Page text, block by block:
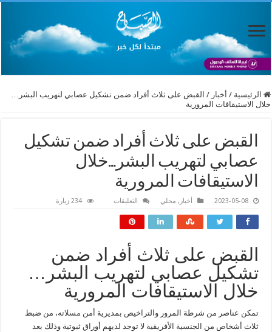
الرئيسية / أخبار / القبض على ثلاث أفراد ضمن تشكيل عصابي لتهريب البشر…
خلال الاستيقافات المرورية
القبض على ثلاث أفراد ضمن تشكيل
عصابي لتهريب البشر…خلال
الاستيقافات المرورية
2023-05-08 أخبار , محلي التعليقات
تشكيل
عصابي
لتهريب
البشر…
خلال
المرورية
مغلقة
234 زيارة
القبض على ثلاث أفراد ضمن
تشكيل عصابي لتهريب البشر…
خلال الاستيقافات المرورية
تمكن عناصر من شرطة المرور والتراخيص بمديرية أمن مسلاته، من ضبط
ثلاث أشخاص من الجنسية الأفريقية لا توجد لديهم أوراق ثبوتية وذلك بعد